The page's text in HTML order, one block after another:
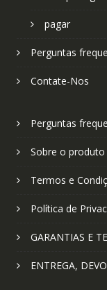
pagar
Perguntas
Contate-Nos
Perguntas
Sobre o produto
Termos e
Política de
GARANTIAS E
ENTREGA,